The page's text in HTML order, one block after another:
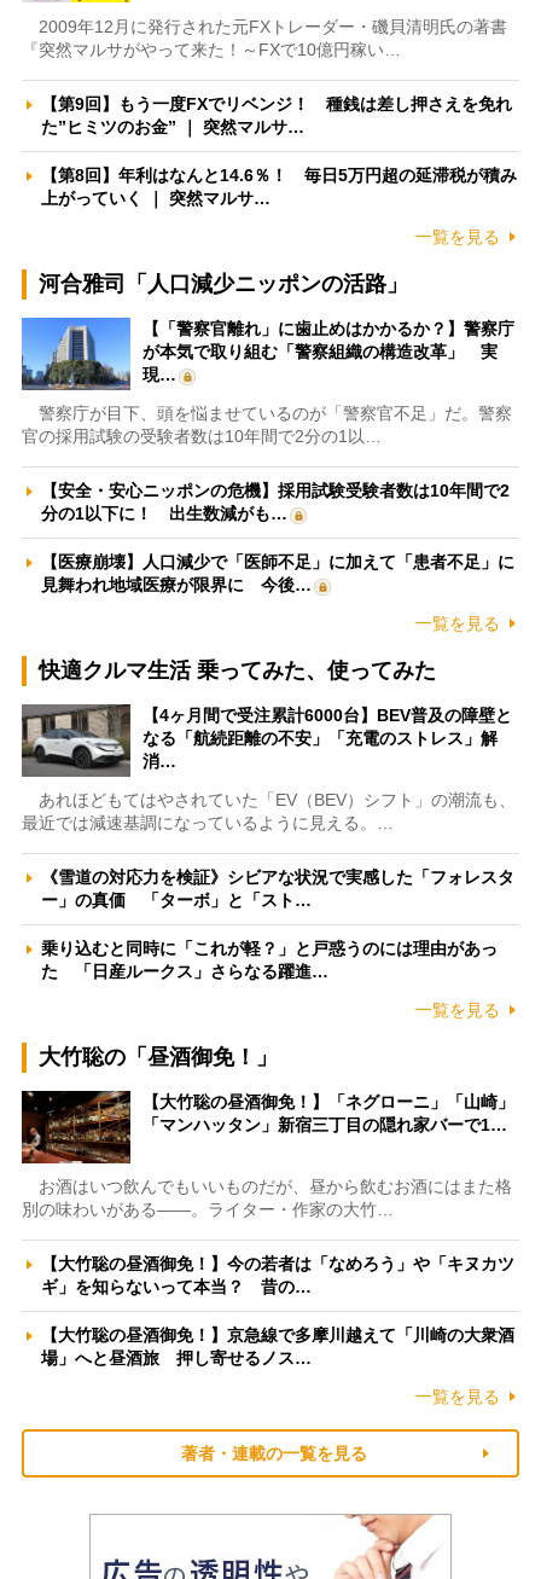
2009年12月に発行された元FXトレーダー・磯貝清明氏の著書
『突然マルサがやって来た！～FXで10億円稼い…
【第9回】もう一度FXでリベンジ！ 種銭は差し押さえを免れ
た”ヒミツのお金” ｜ 突然マルサ…
【第8回】年利はなんと14.6％！ 毎日5万円超の延滞税が積み
上がっていく ｜ 突然マルサ…
一覧を見る
河合雅司「人口減少ニッポンの活路」
【「警察官離れ」に歯止めはかかるか？】警察庁
が本気で取り組む「警察組織の構造改革」 実
現…
警察庁が目下、頭を悩ませているのが「警察官不足」だ。警察
官の採用試験の受験者数は10年間で2分の1以…
【安全・安心ニッポンの危機】採用試験受験者数は10年間で2
分の1以下に！ 出生数減がも…
【医療崩壊】人口減少で「医師不足」に加えて「患者不足」に
見舞われ地域医療が限界に 今後…
一覧を見る
快適クルマ生活 乗ってみた、使ってみた
【4ヶ月間で受注累計6000台】BEV普及の障壁と
なる「航続距離の不安」「充電のストレス」解
消…
あれほどもてはやされていた「EV（BEV）シフト」の潮流も、
最近では減速基調になっているように見える。…
《雪道の対応力を検証》シビアな状況で実感した「フォレスタ
ー」の真価 「ターボ」と「スト…
乗り込むと同時に「これが軽？」と戸惑うのには理由があっ
た 「日産ルークス」さらなる躍進…
一覧を見る
大竹聡の「昼酒御免！」
【大竹聡の昼酒御免！】「ネグローニ」「山崎」
「マンハッタン」新宿三丁目の隠れ家バーで1…
お酒はいつ飲んでもいいものだが、昼から飲むお酒にはまた格
別の味わいがある――。ライター・作家の大竹…
【大竹聡の昼酒御免！】今の若者は「なめろう」や「キヌカツ
ギ」を知らないって本当？ 昔の…
【大竹聡の昼酒御免！】京急線で多摩川越えて「川崎の大衆酒
場」へと昼酒旅 押し寄せるノス…
一覧を見る
著者・連載の一覧を見る